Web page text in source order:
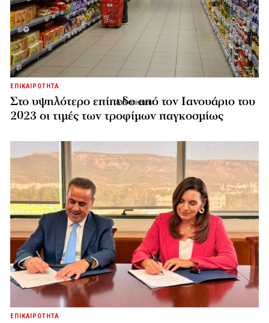
ΕΠΙΚΑΙΡΟΤΗΤΑ
Στο υψηλότερο επίπεδο από τον Ιανουάριο του
2023 οι τιμές των τροφίμων παγκοσμίως
ΕΠΙΚΑΙΡΟΤΗΤΑ